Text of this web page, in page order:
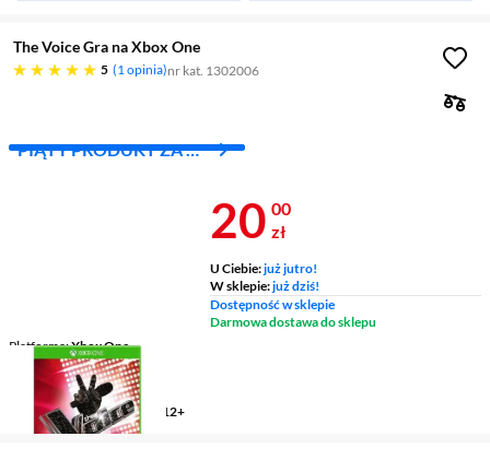
The Voice Gra na Xbox One
5
pięć gwiazdek 1 opinia nr kat. 1302006
PIĄTY PRODUKT ZA 1
Platforma Xbox One
Gatunek
muzyka
Wersja językowa angielska
Przedział wiekowy (PEGI)
12+
Cena 20 zł
20 00
zł
U Ciebie:już jutro!
W sklepie:już dziś!
Dostępność w sklepie
Darmowa dostawa do sklepu